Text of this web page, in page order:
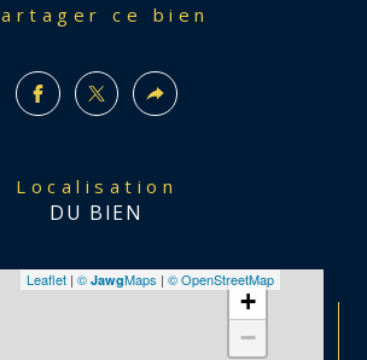
Partager ce bien
Localisation
DU BIEN
+
−
Leaflet | © JawgMaps | © OpenStreetMap